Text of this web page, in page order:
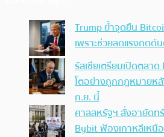
Trump ย้ำจุดยืน
เพราะช่วยลดแรงกดดั
รัสเซียเตรียมเปิดตลาด
โตอย่างถูกกฎหมายห
ก.ย. นี้
ศาลสหรัฐฯ สั่งอายัด
Bybit ฟ้องเกาหลีเหนื